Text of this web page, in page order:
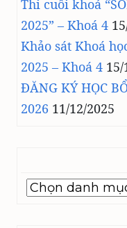
Thi cuối khoá
2025” – Khoá 4
Khảo sát Khoá
2025 – Khoá 4 15/
ĐĂNG KÝ HỌC
2026 11/12/2025
Mục
lục